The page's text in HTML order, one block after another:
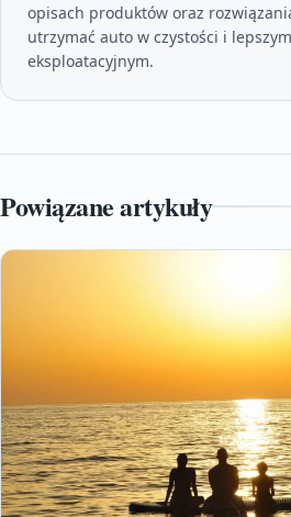
opisach produktów oraz
utrzymać auto w czystości i
eksploatacyjnym.
Powiązane artykuły